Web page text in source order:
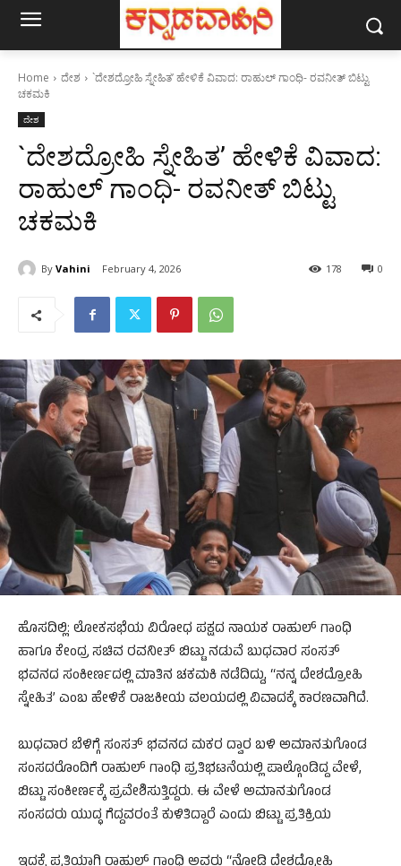
Home ದೇಶ
`ದೇಶದ್ರೋಹಿ ಸ್ನೇಹಿತ’ ಹೇಳಿಕೆ ವಿವಾದ: ರಾಹುಲ್ ಗಾಂಧಿ- ರವನೀತ್ ಬಿಟ್ಟು
ಚಕಮಕಿ
ದೇಶ
`ದೇಶದ್ರೋಹಿ ಸ್ನೇಹಿತ’ ಹೇಳಿಕೆ ವಿವಾದ:
ರಾಹುಲ್ ಗಾಂಧಿ- ರವನೀತ್ ಬಿಟ್ಟು
ಚಕಮಕಿ
By Vahini February 4, 2026 0
178
ಹೊಸದಿಲ್ಲಿ: ಲೋಕಸಭೆಯ ವಿರೋಧ ಪಕ್ಷದ ನಾಯಕ ರಾಹುಲ್ ಗಾಂಧಿ
ಹಾಗೂ ಕೇಂದ್ರ ಸಚಿವ ರವನೀತ್ ಬಿಟ್ಟು ನಡುವೆ ಬುಧವಾರ ಸಂಸತ್
ಭವನದ ಸಂಕೀರ್ಣದಲ್ಲಿ ಮಾತಿನ ಚಕಮಕಿ ನಡೆದಿದ್ದು, “ನನ್ನ ದೇಶದ್ರೋಹಿ
ಸ್ನೇಹಿತ’ ಎಂಬ ಹೇಳಿಕೆ ರಾಜಕೀಯ ವಲಯದಲ್ಲಿ ವಿವಾದಕ್ಕೆ ಕಾರಣವಾಗಿದೆ.
ಬುಧವಾರ ಬೆಳಿಗ್ಗೆ ಸಂಸತ್ ಭವನದ ಮಕರ ದ್ವಾರ ಬಳಿ ಅಮಾನತುಗೊಂಡ
ಸಂಸದರೊಂದಿಗೆ ರಾಹುಲ್ ಗಾಂಧಿ ಪ್ರತಿಭಟನೆಯಲ್ಲಿ ಪಾಲ್ಗೊಂಡಿದ್ದ ವೇಳೆ,
ಬಿಟ್ಟು ಸಂಕೀರ್ಣಕ್ಕೆ ಪ್ರವೇಶಿಸುತ್ತಿದ್ದರು. ಈ ವೇಳೆ ಅಮಾನತುಗೊಂಡ
ಸಂಸದರು ಯುದ್ಧ ಗೆದ್ದವರಂತೆ ಕುಳಿತಿದ್ದಾರೆ ಎಂದು ಬಿಟ್ಟು ಪ್ರತಿಕ್ರಿಯ